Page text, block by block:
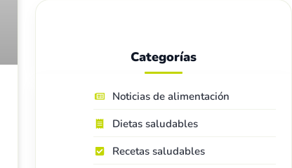
Categorías
Noticias de alimentación
Dietas saludables
Recetas saludables